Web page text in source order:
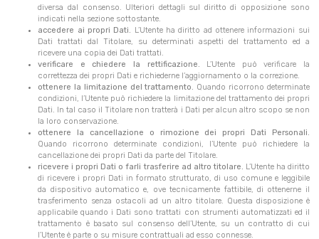
diversa dal consenso. Ulteriori dettagli sul diritto di opposizione sono
indicati nella sezione sottostante.
accedere ai propri Dati.
L’Utente ha diritto ad ottenere informazioni sui
Dati trattati dal Titolare, su determinati aspetti del trattamento ed a
ricevere una copia dei Dati trattati.
verificare e chiedere la rettificazione. L’Utente può verificare la
correttezza dei propri Dati e richiederne l’aggiornamento o la correzione.
ottenere la limitazione del trattamento. Quando ricorrono determinate
condizioni, l’Utente può richiedere la limitazione del trattamento dei propri
Dati. In tal caso il Titolare non tratterà i Dati per alcun altro scopo se non
la loro conservazione.
ottenere la cancellazione o rimozione dei propri Dati Personali.
Quando ricorrono determinate condizioni, l’Utente può richiedere la
cancellazione dei propri Dati da parte del Titolare.
ricevere i propri Dati o farli trasferire ad altro titolare. L’Utente ha diritto
di ricevere i propri Dati in formato strutturato, di uso comune e leggibile
da dispositivo automatico e, ove tecnicamente fattibile, di ottenerne il
trasferimento senza ostacoli ad un altro titolare. Questa disposizione è
applicabile quando i Dati sono trattati con strumenti automatizzati ed il
trattamento è basato sul consenso dell’Utente, su un contratto di cui
l’Utente è parte o su misure contrattuali ad esso connesse.